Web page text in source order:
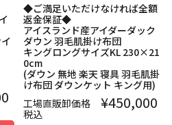
◆ご満足いただけなければ全額
返金保証◆
アイスランド産アイダーダック
ダウン 羽毛肌掛け布団
キングロングサイズKL 230×21
0cm
(ダウン 無地 楽天 寝具 羽毛肌掛
け布団 ダウンケット キング用)
工場直販卸価格
¥450,000
税込